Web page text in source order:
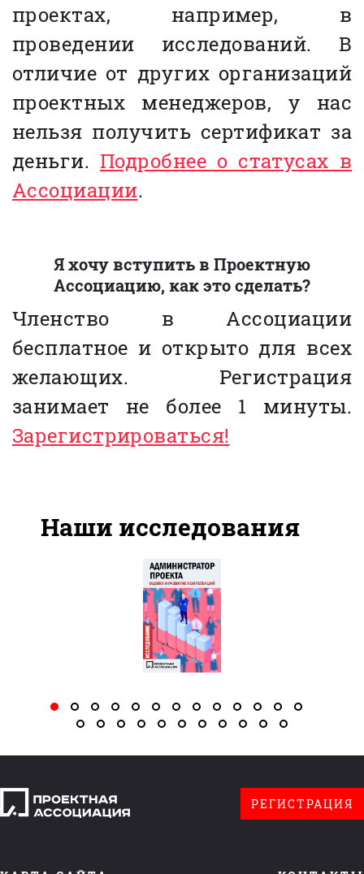
проектах, например, в
проведении исследований. В
отличие от других организаций
проектных менеджеров, у нас
нельзя получить сертификат за
деньги. Подробнее о статусах в
Ассоциации.
Я хочу вступить в Проектную
Ассоциацию, как это сделать?
Членство в Ассоциации
бесплатное и открыто для всех
желающих. Регистрация
занимает не более 1 минуты.
Зарегистрироваться!
Наши исследования
РЕГИСТРАЦИЯ